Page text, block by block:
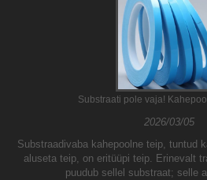
Substraati pole vaja!
2026/03/05
Substraadivaba kahepoolne teip, tuntud
aluseta teip, on eritüüpi teip. Erinevalt
puudub sellel substraat; selle